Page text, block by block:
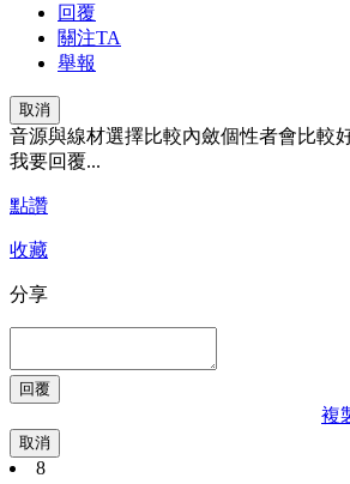
回覆
關注TA
舉報
取消
音源與線材選擇比較內斂個性者會比較好
我要回覆...
點讚
收藏
分享
複
取消
8